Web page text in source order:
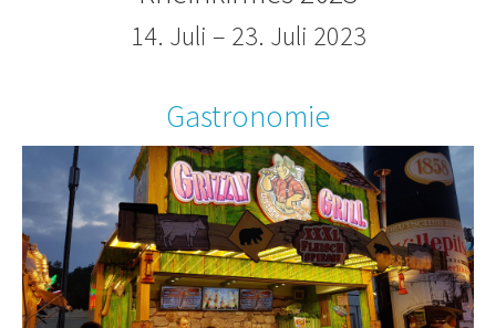
14. Juli – 23. Juli 2023
Gastronomie